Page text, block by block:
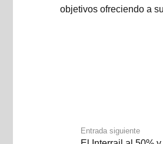
objetivos ofreciendo a
Entrada siguiente